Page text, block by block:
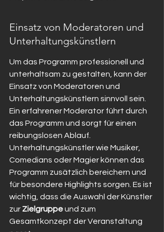
Einsatz von Moderatoren und
Unterhaltungskünstlern
Um das Programm professionell und
unterhaltsam zu gestalten, kann der
Einsatz von Moderatoren und
Unterhaltungskünstlern sinnvoll sein.
Ein erfahrener Moderator führt durch
das Programm und sorgt für einen
reibungslosen Ablauf.
Unterhaltungskünstler wie Musiker,
Comedians oder Magier können das
Programm zusätzlich bereichern und
für besondere Highlights sorgen. Es ist
wichtig, dass die Auswahl der Künstler
zur Zielgruppe und zum
Gesamtkonzept der Veranstaltung